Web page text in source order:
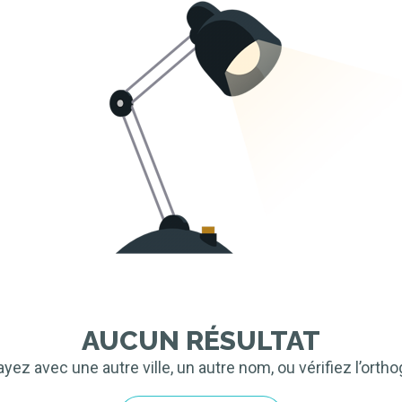
AUCUN RÉSULTAT
avec une autre ville, un autre nom, ou vérifiez